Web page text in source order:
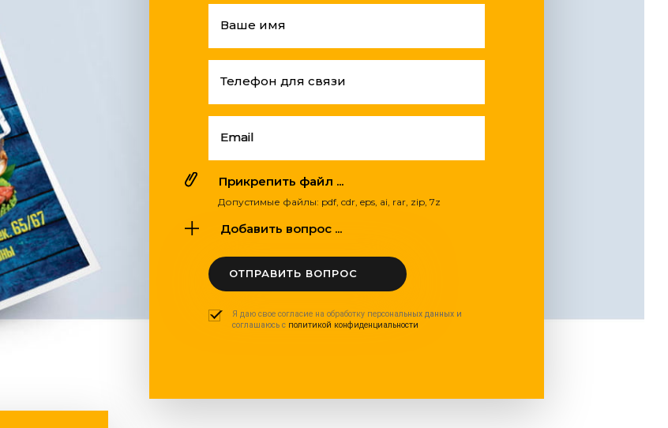
Ваше имя
Телефон для связи
Email
Прикрепить файл ...
Допустимые файлы: pdf, cdr, eps, ai, rar, zip, 7z
Добавить вопрос ...
ОТПРАВИТЬ ВОПРОС
Я даю свое согласие на обработку персональных данных и
соглашаюсь с политикой конфиденциальности